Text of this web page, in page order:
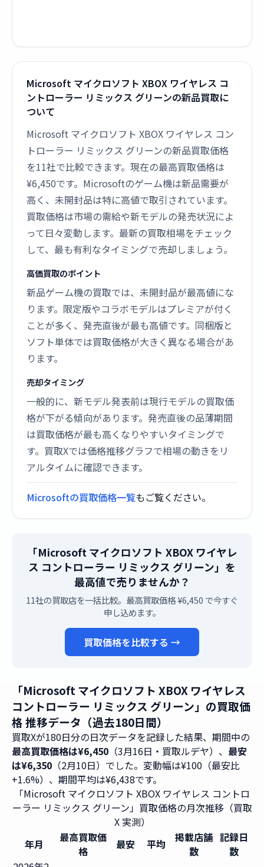
Microsoft マイクロソフト XBOX ワイヤレス コ
ントローラー リミックス グリーンの新品買取に
ついて
Microsoft マイクロソフト XBOX ワイヤレス コン
トローラー リミックス グリーンの新品買取価格
を11社で比較できます。現在の最高買取価格は
¥6,450です。Microsoftのゲーム機は新品需要が
高く、未開封品は特に高値で取引されています。
買取価格は市場の需給や新モデルの発売状況によ
って日々変動します。最新の買取相場をチェック
して、最も有利なタイミングで売却しましょう。
高価買取のポイント
新品ゲーム機の買取では、未開封品が最高値にな
ります。限定版やコラボモデルはプレミアが付く
ことが多く、発売直後が最も高値です。同梱版と
ソフト単体では買取価格が大きく異なる場合があ
ります。
売却タイミング
一般的に、新モデル発表前は現行モデルの買取価
格が下がる傾向があります。発売直後の品薄期間
は買取価格が最も高くなりやすいタイミングで
す。買取Xでは価格推移グラフで相場の動きをリ
アルタイムに確認できます。
Microsoftの買取価格一覧もご覧ください。
「Microsoft マイクロソフト XBOX ワイヤレ
ス コントローラー リミックス グリーン」を
最高値で売りませんか？
11社の買取店を一括比較。最高買取価格 ¥6,450 で今すぐ
申し込めます。
買取価格を比較する →
「Microsoft マイクロソフト XBOX ワイヤレス
コントローラー リミックス グリーン」の買取価
格 推移データ（過去180日間）
買取Xが180日分の日次データを記録した結果、期間中の
最高買取価格は¥6,450 （3月16日・買取ルデヤ）、 最安
は¥6,350 （2月10日）でした。変動幅は¥100（最安比
+1.6%）、期間平均は¥6,438です。
「Microsoft マイクロソフト XBOX ワイヤレス コントロ
ーラー リミックス グリーン」買取価格の月次推移（買取
X 実測）
年月
最高買取価
格
最安 平均
掲載店舗
数
記録日
数